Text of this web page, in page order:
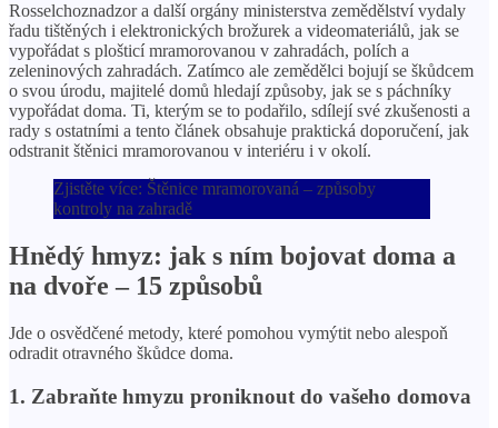
Rosselchoznadzor a další orgány ministerstva zemědělství vydaly
řadu tištěných i elektronických brožurek a videomateriálů, jak se
vypořádat s plošticí mramorovanou v zahradách, polích a
zeleninových zahradách. Zatímco ale zemědělci bojují se škůdcem
o svou úrodu, majitelé domů hledají způsoby, jak se s páchníky
vypořádat doma. Ti, kterým se to podařilo, sdílejí své zkušenosti a
rady s ostatními a tento článek obsahuje praktická doporučení, jak
odstranit štěnici mramorovanou v interiéru i v okolí.
Zjistěte více: Štěnice mramorovaná – způsoby
kontroly na zahradě
Hnědý hmyz: jak s ním bojovat doma a
na dvoře – 15 způsobů
Jde o osvědčené metody, které pomohou vymýtit nebo alespoň
odradit otravného škůdce doma.
1. Zabraňte hmyzu proniknout do vašeho domova